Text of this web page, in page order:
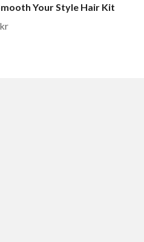
Your Style Hair Kit